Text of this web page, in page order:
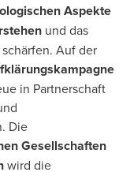
Aspekte
und das
Auf der
in Partnerschaft
Die
Gesellschaften
wird die